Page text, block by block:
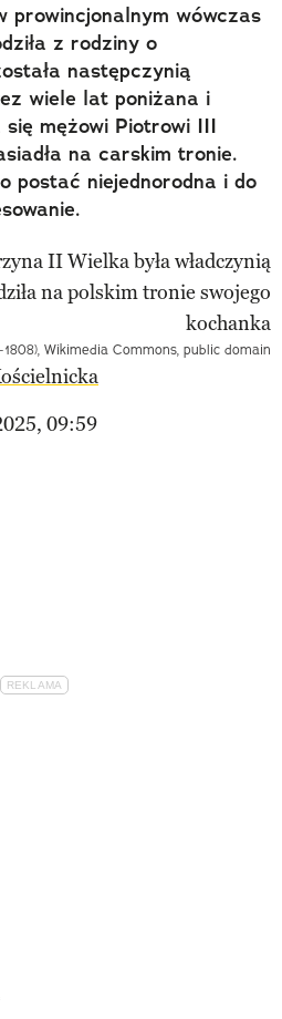
prowincjonalnym wówczas
z rodziny o
następczynią
wiele lat poniżana i
się mężowi Piotrowi III
na carskim tronie.
postać niejednorodna i do
Wikimedia Commons, public domain
09:59